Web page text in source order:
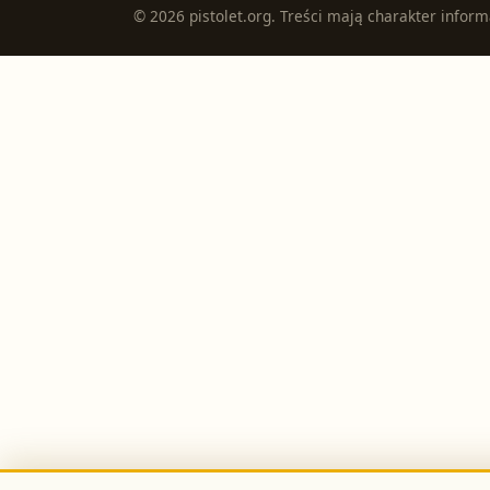
© 2026 pistolet.org. Treści mają charakter